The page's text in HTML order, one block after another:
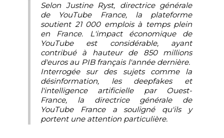
Selon Justine Ryst, directrice générale
de YouTube France, la plateforme
soutient 21 000 emplois à temps plein
en France. L'impact économique de
YouTube est considérable, ayant
contribué à hauteur de 850 millions
d'euros au PIB français l'année dernière.
Interrogée sur des sujets comme la
désinformation, les deepfakes et
l'intelligence artificielle par Ouest-
France, la directrice générale de
YouTube France a souligné qu'ils y
portent une attention particulière.